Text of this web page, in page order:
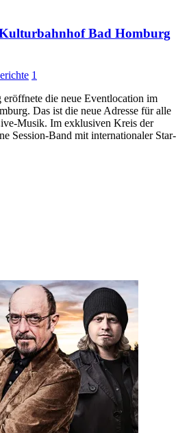
Bad Homburg
1
eröffnete die neue Eventlocation im
Das ist die neue Adresse für alle
Musik. Im exklusiven Kreis der
Session-Band mit internationaler Star-